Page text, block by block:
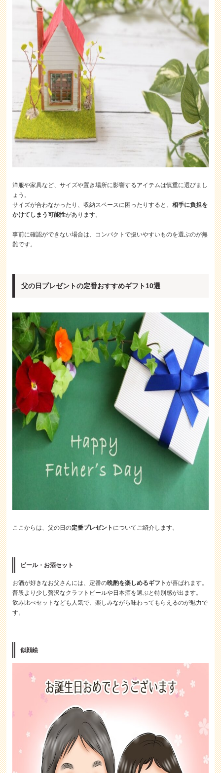
洋服や家具など、サイズや置き場所に影響するアイテムは慎重に選びまし
ょう。
サイズが合わなかったり、収納スペースに困ったりすると、相手に負担を
かけてしまう可能性があります。
事前に確認ができない場合は、コンパクトで扱いやすいものを選ぶのが無
難です。
父の日プレゼントの定番おすすめギフト10選
ここからは、父の日の定番プレゼント についてご紹介します。
ビール・お酒セット
お酒が好きなお父さんには、定番の晩酌を楽しめるギフトが喜ばれます。
普段より少し贅沢なクラフトビールや日本酒を選ぶと特別感が出ます。
飲み比べセットなども人気で、楽しみながら味わってもらえるのが魅力で
す。
似顔絵